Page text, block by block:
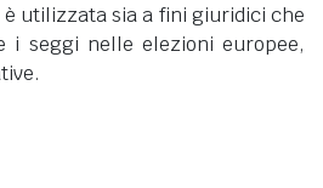
utilizzata sia a fini giuridici che
seggi nelle elezioni europee,